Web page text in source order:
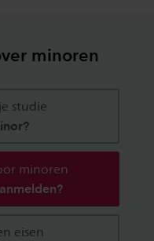
minoren
studie
minoren
eisen